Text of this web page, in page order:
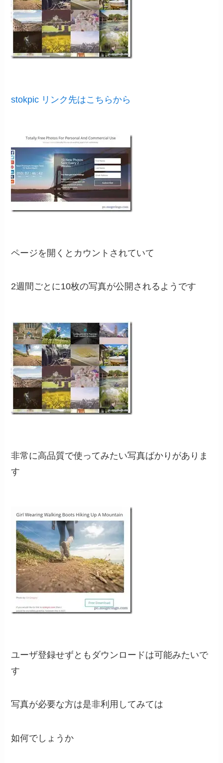
stokpic リンク先はこちらから
ページを開くとカウントされていて
2週間ごとに10枚の写真が公開されるようです
非常に高品質で使ってみたい写真ばかりがありま
す
ユーザ登録せずともダウンロードは可能みたいで
す
写真が必要な方は是非利用してみては
如何でしょうか